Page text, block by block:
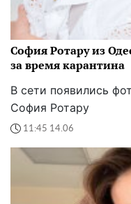
София Ротару из
за время карантина
В сети появились
София Ротару
11:45 14.06